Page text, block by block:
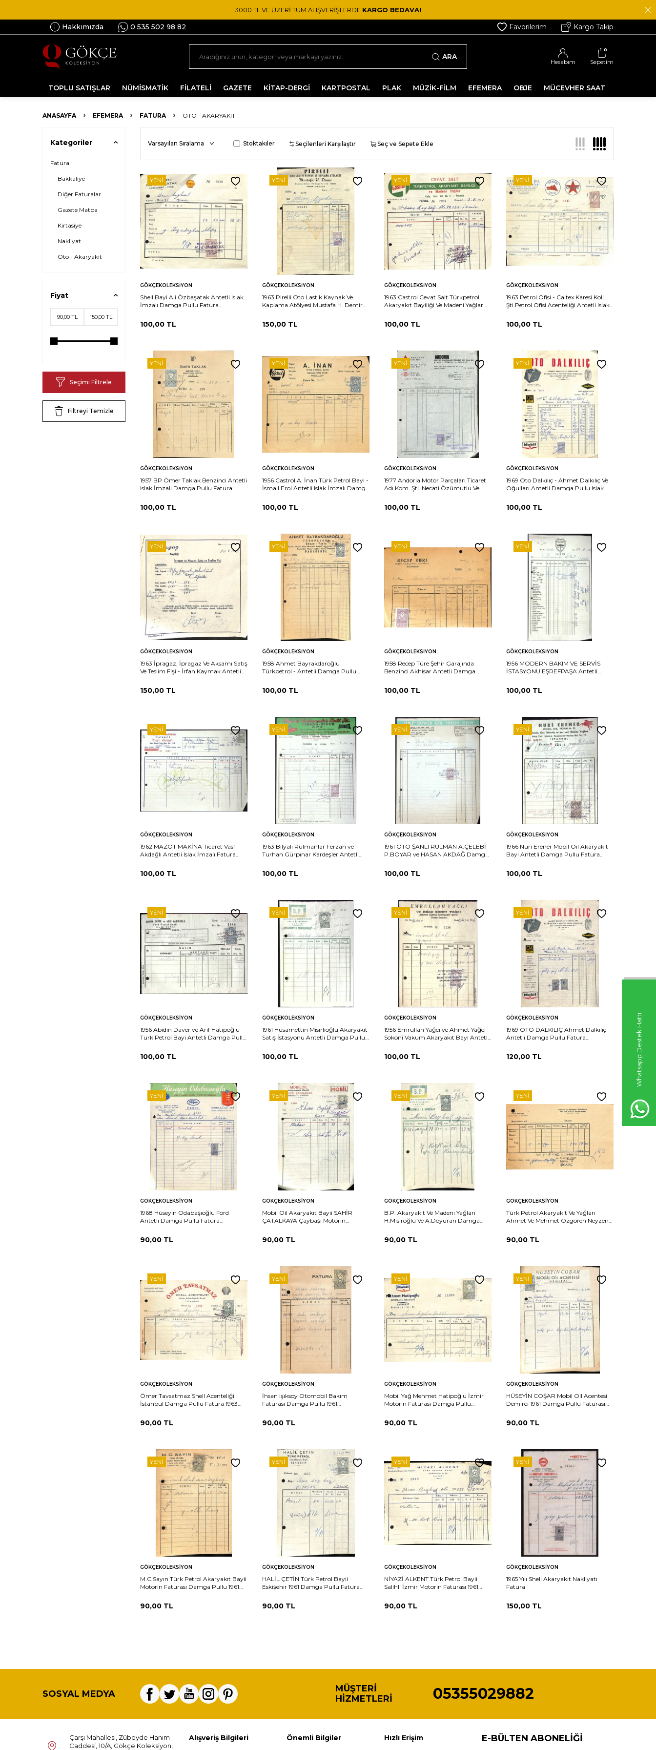
Whatsapp Destek Hattı
3000 TL VE ÜZERİ TÜM ALIŞVERİŞLERDE KARGO BEDAVA!
Hakkımızda 0 535 502 98 82 Favorilerim Kargo Takip
ARA
Hesabım
0
Sepetim
TOPLU SATIŞLAR NÜMİSMATİK FİLATELİ GAZETE KİTAP-DERGİ KARTPOSTAL PLAK MÜZİK-FİLM EFEMERA OBJE MÜCEVHER SAAT
ANASAYFA EFEMERA FATURA OTO - AKARYAKIT
Kategoriler
Fatura
Bakkaliye
Diğer Faturalar
Gazete Matba
Kırtasiye
Nakliyat
Oto - Akaryakıt
Fiyat
Seçimi Filtrele
Filtreyi Temizle
Stoktakiler Seçilenleri Karşılaştır Seç ve Sepete Ekle
YENI
Sepete
Ekle
GÖKÇEKOLEKSIYON
Shell Bayi Ali Özbaşatak Antetli Islak
İmzalı Damga Pullu Fatura
100,00 TL
YENI
Sepete
Ekle
GÖKÇEKOLEKSIYON
1963 Pirelli Oto Lastik Kaynak Ve
Kaplama Atölyesi Mustafa H. Demir
Fatura EFM(N)12226
150,00 TL
YENI
Sepete
Ekle
GÖKÇEKOLEKSIYON
1963 Castrol Cevat Salt Türkpetrol
Akaryakıt Bayiliği Ve Madeni Yağlar
Fatura EFM(N)12228
100,00 TL
YENI
Sepete
Ekle
GÖKÇEKOLEKSIYON
1963 Petrol Ofisi - Caltex Karesi Koll.
Şti.Petrol Ofisi Acenteliği Antetli Islak
EFM(N)12229
100,00 TL
YENI
Sepete
Ekle
GÖKÇEKOLEKSIYON
1957 BP Ömer Taklak Benzinci Antetli
Islak İmzalı Damga Pullu Fatura
100,00 TL
YENI
Sepete
Ekle
GÖKÇEKOLEKSIYON
1956 Castrol A. İnan Türk Petrol Bayi -
İsmail Erol Antetli Islak İmzalı Damga
100,00 TL
YENI
Sepete
Ekle
GÖKÇEKOLEKSIYON
1977 Andoria Motor Parçaları Ticaret
Adı Kom. Şti. Necati Özümutlu Ve
Pullu Fatura EFM(N)12098
100,00 TL
YENI
Sepete
Ekle
GÖKÇEKOLEKSIYON
1969 Oto Dalkılıç - Ahmet Dalkılıç Ve
Oğulları Antetli Damga Pullu Islak
100,00 TL
YENI
Sepete
Ekle
GÖKÇEKOLEKSIYON
1963 İpragaz, İpragaz Ve Aksamı Satış
Ve Teslim Fişi - İrfan Kaymak Antetli
150,00 TL
YENI
Sepete
Ekle
GÖKÇEKOLEKSIYON
1958 Ahmet Bayrakdaroğlu
Türkpetrol - Antetli Damga Pullu
100,00 TL
YENI
Sepete
Ekle
GÖKÇEKOLEKSIYON
1958 Recep Türe Şehir Garajında
Benzinci Akhisar Antetli Damga
EFM(N)12038
100,00 TL
YENI
Sepete
Ekle
GÖKÇEKOLEKSIYON
1956 MODERN BAKIM VE SERVİS
İSTASYONU EŞREFPAŞA Antetli
100,00 TL
YENI
Sepete
Ekle
GÖKÇEKOLEKSIYON
1962 MAZOT MAKİNA Ticaret Vasfi
Akdağlı Antetli Islak İmzalı Fatura
100,00 TL
YENI
Sepete
Ekle
GÖKÇEKOLEKSIYON
1963 Bilyalı Rulmanlar Ferzan ve
Turhan Gürpınar Kardeşler Antetli
100,00 TL
YENI
Sepete
Ekle
GÖKÇEKOLEKSIYON
1961 OTO ŞANLI RULMAN A.ÇELEBİ
P.BOYAR ve HASAN AKDAĞ Damga
100,00 TL
YENI
Sepete
Ekle
GÖKÇEKOLEKSIYON
1966 Nuri Erener Mobil Oil Akaryakıt
Bayi Antetli Damga Pullu Fatura
100,00 TL
YENI
Sepete
Ekle
GÖKÇEKOLEKSIYON
1956 Abidin Daver ve Arif Hatipoğlu
Türk Petrol Bayi Antetli Damga Pullu
100,00 TL
YENI
Sepete
Ekle
GÖKÇEKOLEKSIYON
1961 Hüsamettin Mısırlıoğlu Akaryakıt
Satış İstasyonu Antetli Damga Pullu
100,00 TL
YENI
Sepete
Ekle
GÖKÇEKOLEKSIYON
1956 Emrullah Yağcı ve Ahmet Yağcı
Sokoni Vakum Akaryakıt Bayi Antetli
100,00 TL
YENI
Sepete
Ekle
GÖKÇEKOLEKSIYON
1969 OTO DALKILIÇ Ahmet Dalkılıç
Antetli Damga Pullu Fatura
120,00 TL
YENI
Sepete
Ekle
GÖKÇEKOLEKSIYON
1968 Hüseyin Odabaşıoğlu Ford
Antetli Damga Pullu Fatura
90,00 TL
YENI
Sepete
Ekle
GÖKÇEKOLEKSIYON
Mobil Oil Akaryakıt Bayii SAHİR
ÇATALKAYA Çaybaşı Motorin
90,00 TL
YENI
Sepete
Ekle
GÖKÇEKOLEKSIYON
B.P. Akaryakıt Ve Madeni Yağları
H.Mısıroğlu Ve A.Doyuran Damga
90,00 TL
YENI
Sepete
Ekle
GÖKÇEKOLEKSIYON
Türk Petrol Akaryakıt Ve Yağları
Ahmet Ve Mehmet Özgören Neyzen
EFM(N)10865
90,00 TL
YENI
Sepete
Ekle
GÖKÇEKOLEKSIYON
Ömer Tavsatmaz Shell Acenteliği
İstanbul Damga Pullu Fatura 1963
90,00 TL
YENI
Sepete
Ekle
GÖKÇEKOLEKSIYON
İhsan Işıksoy Otomobil Bakım
Faturası Damga Pullu 1961
90,00 TL
YENI
Sepete
Ekle
GÖKÇEKOLEKSIYON
Mobil Yağ Mehmet Hatipoğlu İzmir
Motorin Faturası Damga Pullu
90,00 TL
YENI
Sepete
Ekle
GÖKÇEKOLEKSIYON
HÜSEYİN COŞAR Mobil Oil Acentesi
Demirci 1961 Damga Pullu Faturası
90,00 TL
YENI
Sepete
Ekle
GÖKÇEKOLEKSIYON
M.C.Sayın Türk Petrol Akaryakıt Bayii
Motorin Faturası Damga Pullu 1961
90,00 TL
YENI
Sepete
Ekle
GÖKÇEKOLEKSIYON
HALİL ÇETİN Türk Petrol Bayii
Eskişehir 1961 Damga Pullu Fatura
90,00 TL
YENI
Sepete
Ekle
GÖKÇEKOLEKSIYON
NİYAZİ ALKENT Türk Petrol Bayii
Salihli İzmir Motorin Faturası 1961
90,00 TL
YENI
Sepete
Ekle
GÖKÇEKOLEKSIYON
1965 Yılı Shell Akaryakıt Nakliyatı
Fatura
150,00 TL
SOSYAL MEDYA
MÜŞTERI
HIZMETLERI
05355029882
Çarşı Mahallesi, Zübeyde Hanım
Caddesi, 10/A, Gökçe Koleksiyon,
Alışveriş Bilgileri Önemli Bilgiler Hızlı Erişim E-BÜLTEN ABONELIĞI